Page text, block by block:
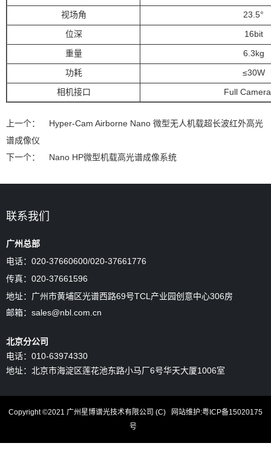
视场角
23.5°
位深
16bit
重量
6.3kg
功耗
≤30W
相机接口
Full
上一个：
Hyper-Cam Airborne Nano 微型无人机载超长波红外高光
谱成像仪
下一个：
Nano HP微型机载高光谱成像系统
联系我们
广州总部
电话：020-37660600/020-37661776
传真：020-37661596
地址：广州市黄埔区光谱西路69号TCL产业园创意中心306房
邮箱：sales@nbl.com.cn
北京分公司
电话：010-63974330
地址：北京市海淀区莲花池东路小马厂6号华天大厦1006室
Copyright ©2021 广州星博谱光技术有限公司 (C) 网站维护:粤ICP备15020175
号